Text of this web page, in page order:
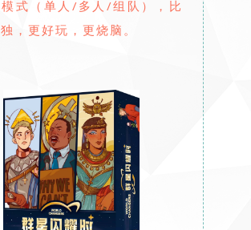
式（单人/多人/组队），比
，更好玩，更烧脑。